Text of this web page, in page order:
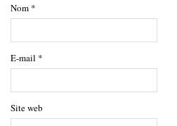
Nom *
E-mail *
Site web